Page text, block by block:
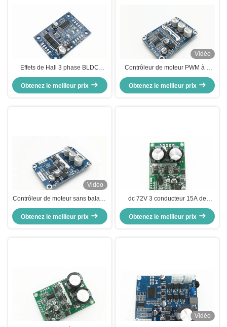
Effets de Hall 3 phase BLDC
régulateur de moteur Ports de
commande de direction tournante
Obtenez le meilleur prix
Vidéo
Contrôleur de moteur PWM à 3
phases, régulateur de vitesse
pour moteur sans balai CC
Obtenez le meilleur prix
Vidéo
Contrôleur de moteur sans balai à
3 phases de 500W 15A avec
régulateur de vitesse PWM
Obtenez le meilleur prix
dc 72V 3 conducteur 15A de
moteur de la phase BLDC
fonctionnant la sortie actuelle de
signal d'impulsion de vitesse
Obtenez le meilleur prix
Vidéo